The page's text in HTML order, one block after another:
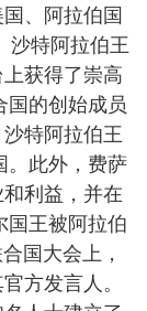
、阿拉伯国
沙特阿拉伯王
获得了崇高
国的创始成员
特阿拉伯王
。此外，费萨
利益，并在
国王被阿拉伯
国大会上，
方发言人。